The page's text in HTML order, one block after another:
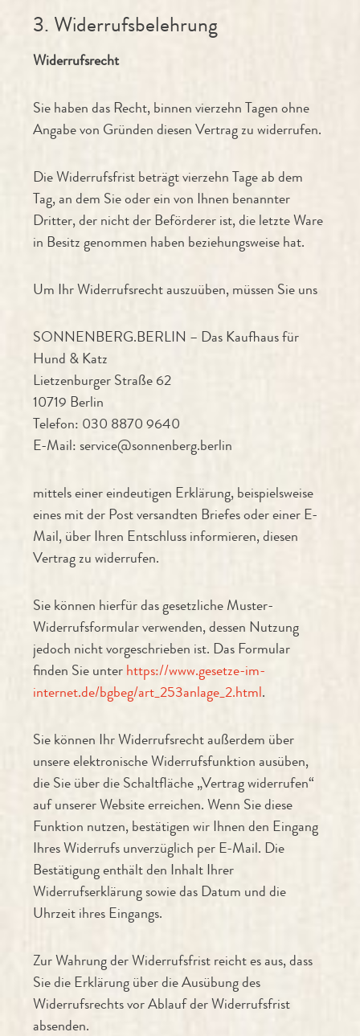
3. Widerrufsbelehrung
Widerrufsrecht
Sie haben das Recht, binnen vierzehn Tagen ohne
Angabe von Gründen diesen Vertrag zu widerrufen.
Die Widerrufsfrist beträgt vierzehn Tage ab dem
Tag, an dem Sie oder ein von Ihnen benannter
Dritter, der nicht der Beförderer ist, die letzte Ware
in Besitz genommen haben beziehungsweise hat.
Um Ihr Widerrufsrecht auszuüben, müssen Sie uns
SONNENBERG.BERLIN – Das Kaufhaus für
Hund & Katz
Lietzenburger Straße 62
10719 Berlin
Telefon: 030 8870 9640
E-Mail: service@sonnenberg.berlin
mittels einer eindeutigen Erklärung, beispielsweise
eines mit der Post versandten Briefes oder einer E-
Mail, über Ihren Entschluss informieren, diesen
Vertrag zu widerrufen.
Sie können hierfür das gesetzliche Muster-
Widerrufsformular verwenden, dessen Nutzung
jedoch nicht vorgeschrieben ist. Das Formular
finden Sie unterhttps://www.gesetze-im-
internet.de/bgbeg/art_253anlage_2.html.
Sie können Ihr Widerrufsrecht außerdem über
unsere elektronische Widerrufsfunktion ausüben,
die Sie über die Schaltfläche „Vertrag widerrufen“
auf unserer Website erreichen. Wenn Sie diese
Funktion nutzen, bestätigen wir Ihnen den Eingang
Ihres Widerrufs unverzüglich per E-Mail. Die
Bestätigung enthält den Inhalt Ihrer
Widerrufserklärung sowie das Datum und die
Uhrzeit ihres Eingangs.
Zur Wahrung der Widerrufsfrist reicht es aus, dass
Sie die Erklärung über die Ausübung des
Widerrufsrechts vor Ablauf der Widerrufsfrist
absenden.